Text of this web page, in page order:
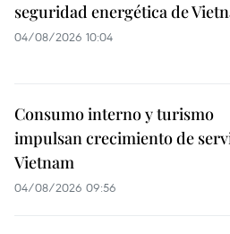
seguridad energética de
04/08/2026 10:04
Consumo interno y turismo
impulsan crecimiento de
Vietnam
04/08/2026 09:56